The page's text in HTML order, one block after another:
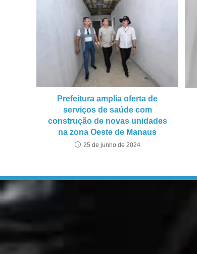
Prefeitura amplia oferta de
serviços de saúde com
construção de novas unidades
na zona Oeste de Manaus
25 de junho de 2024